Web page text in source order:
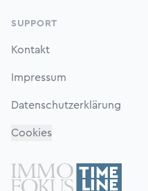
SUPPORT
Kontakt
Impressum
Datenschutzerklärung
Cookies